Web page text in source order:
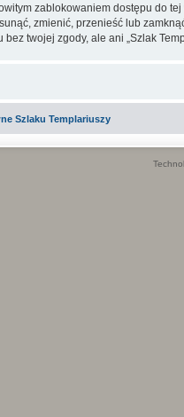
zablokowaniem dostępu do
zmienić, przenieść lub
twojej zgody, ale ani „Szlak
Szlaku Templariuszy